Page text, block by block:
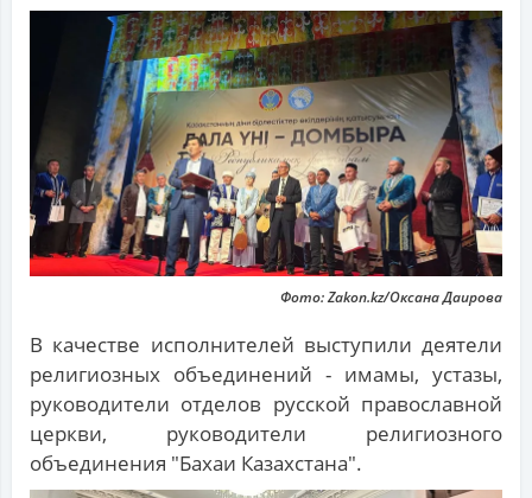
Фото: Zakon.kz/Оксана Даирова
В качестве исполнителей выступили деятели
религиозных объединений - имамы, устазы,
руководители отделов русской православной
церкви, руководители религиозного
объединения "Бахаи Казахстана".